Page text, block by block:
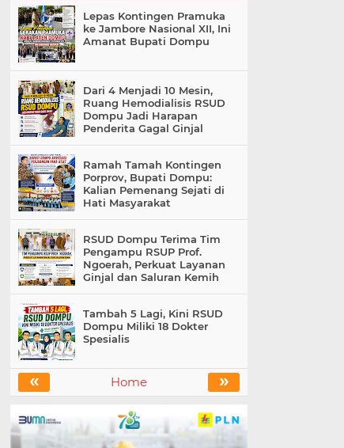
Lepas Kontingen Pramuka
ke Jambore Nasional XII, Ini
Amanat Bupati Dompu
Dari 4 Menjadi 10 Mesin,
Ruang Hemodialisis RSUD
Dompu Jadi Harapan
Penderita Gagal Ginjal
Ramah Tamah Kontingen
Porprov, Bupati Dompu:
Kalian Pemenang Sejati di
Hati Masyarakat
RSUD Dompu Terima Tim
Pengampu RSUP Prof.
Ngoerah, Perkuat Layanan
Ginjal dan Saluran Kemih
Tambah 5 Lagi, Kini RSUD
Dompu Miliki 18 Dokter
Spesialis
« »
Home